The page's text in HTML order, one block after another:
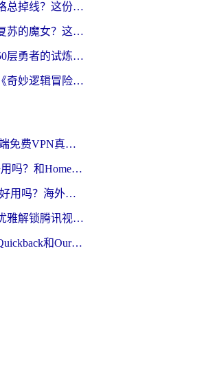
在国外玩第五人格总掉线？这份加速器终极指南让你丝滑上分
身在澳洲怎么玩复苏的魔女？这份海外畅玩国服游戏指南请收好
法国怎么玩魔塔50层勇者的试炼？2026海外国服游戏加速器终极指南
在加拿大怎么玩《奇妙逻辑冒险》？海外玩国服游戏的门道都在这了
海外党必看：PC端免费VPN真的能用吗？教你无缝访问国内资源的正确姿势
快帆TV版VPN好用吗？和HomeCN VPN对比哪个回国效果更好？真实体验告诉你
Malus和HomeCN好用吗？海外游子的网络乡愁，到底该如何安放？
人在海外，如何优雅解锁腾讯视频VPN的烦恼？
海外党别踩坑！Quickback和OurPlay哪个好？一篇搞定回国加速器选择